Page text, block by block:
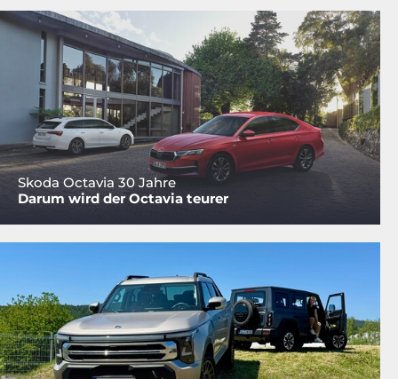
Skoda Octavia 30 Jahre
Darum wird der Octavia teurer